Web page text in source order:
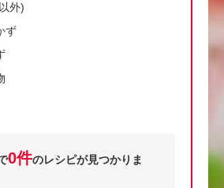
外)
ず
0件のレシピが見つかりま